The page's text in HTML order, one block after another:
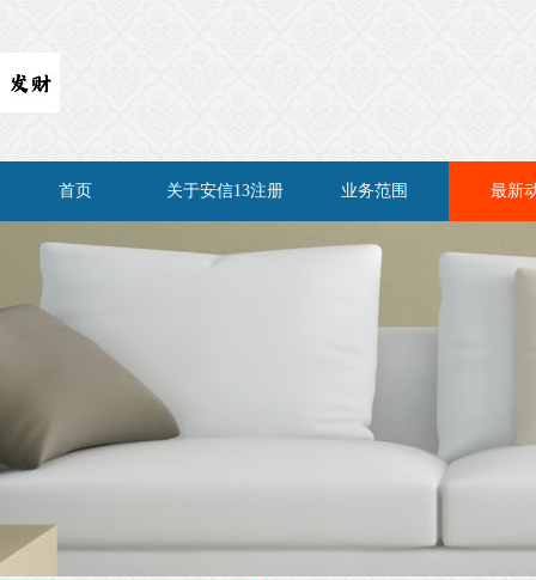
首页 关于安信13注册 业务范围 最新